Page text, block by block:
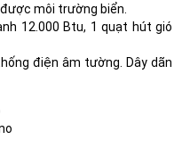
môi trường biển.
12.000 Btu, 1 quạt hút gió
điện âm tường. Dây dãn